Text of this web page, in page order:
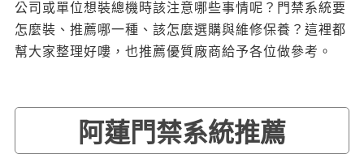
公司或單位想裝總機時該注意哪些事情呢？門禁系統要
怎麼裝、推薦哪一種、該怎麼選購與維修保養？這裡都
幫大家整理好嘍，也推薦優質廠商給予各位做參考。
阿蓮門禁系統推薦